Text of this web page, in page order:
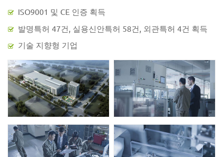
ISO9001 및 CE 인증 획득
발명특허 47건, 실용신안특허 58건, 외관특허 4건 획득
기술 지향형 기업